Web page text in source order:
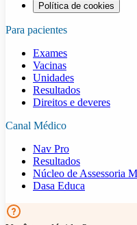
Política de cookies
Para pacientes
Exames
Vacinas
Unidades
Resultados
Direitos e deveres
Canal Médico
Nav Pro
Resultados
Núcleo de Assessoria
Dasa Educa